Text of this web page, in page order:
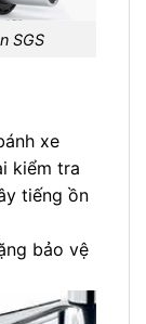
SGS
xe
kiểm tra
tiếng ồn
bảo vệ